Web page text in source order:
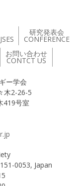
研究発表会
CONFERENCE
お問い合わせ
CONTCT US
ー学会
木2-26-5
号室
0053, Japan